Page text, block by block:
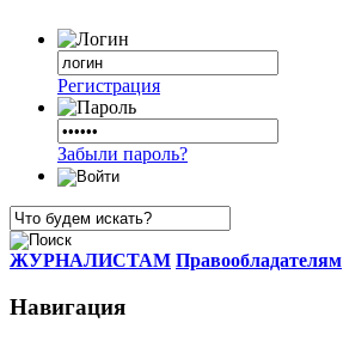
Регистрация
Забыли пароль?
ЖУРНАЛИСТАМ Правообладателям
Навигация